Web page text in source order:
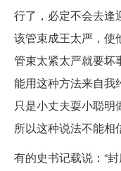
行了，必定不会去逢
该管束成王太严，使
管束太紧太严就要坏
能用这种方法来自我
只是小丈夫耍小聪明
所以这种说法不能相
有的史书记载说：“